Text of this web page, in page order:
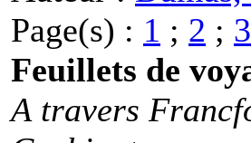
Page(s) : 1 ; 2 ; 3
Feuillets de
A travers